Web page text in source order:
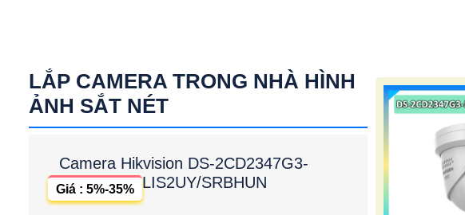
LẮP CAMERA TRONG NHÀ HÌNH
ẢNH SẮT NÉT
Camera Hikvision DS-2CD2347G3-
LIS2UY/SRBHUN
Giá : 5%-35%